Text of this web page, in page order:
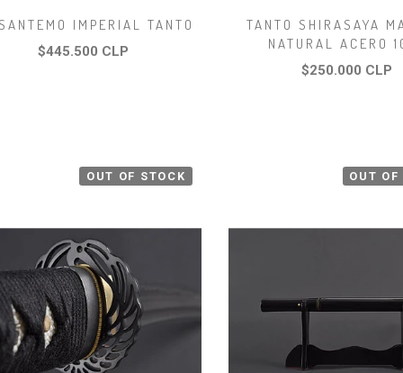
IMPERIAL TANTO
$445.500 CLP
TANTO SHIRASAYA
NATURAL ACERO
$250.000 CLP
OUT OF STOCK OUT OF